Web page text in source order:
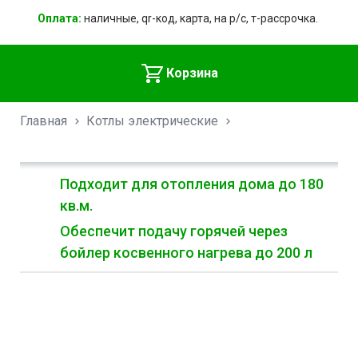
Оплата: наличные, qr-код, карта, на р/с, т-рассрочка.
Корзина
Главная Котлы электрические
Подходит для отопления дома до 180
кв.м.
Обеспечит подачу горячей через
бойлер косвенного нагрева до 200 л